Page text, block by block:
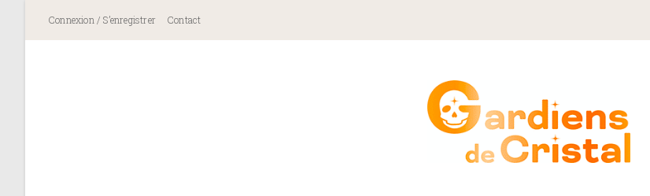
Connexion / S’enregistrer Contact